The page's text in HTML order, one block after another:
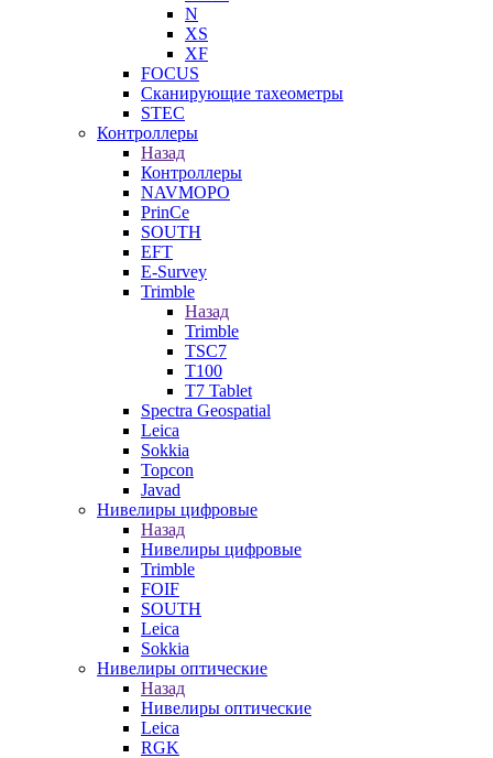
N
XS
XF
FOCUS
Сканирующие тахеометры
STEC
Контроллеры
Назад
Контроллеры
NAVMOPO
PrinCe
SOUTH
EFT
E-Survey
Trimble
Назад
Trimble
TSC7
T100
T7 Tablet
Spectra Geospatial
Leica
Sokkia
Topcon
Javad
Нивелиры цифровые
Назад
Нивелиры цифровые
Trimble
FOIF
SOUTH
Leica
Sokkia
Нивелиры оптические
Назад
Нивелиры оптические
Leica
RGK